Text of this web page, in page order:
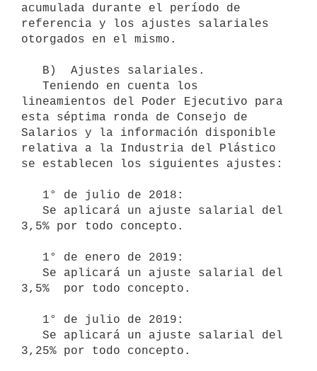
acumulada durante el período de
referencia y los ajustes salariales
otorgados en el mismo.
lineamientos del Poder Ejecutivo para
esta séptima ronda de Consejo de
Salarios y la información disponible
relativa a la Industria del Plástico
se establecen los siguientes ajustes:
3,5% por todo concepto.
3,5%  por todo concepto.
3,25% por todo concepto.